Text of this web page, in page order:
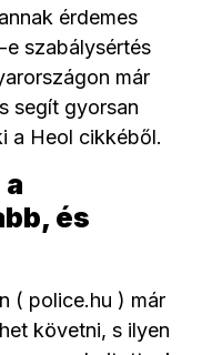
érdemes
szabálysértés
már
segít gyorsan
a Heol cikkéből.
és
( police.hu ) már
követni, s ilyen